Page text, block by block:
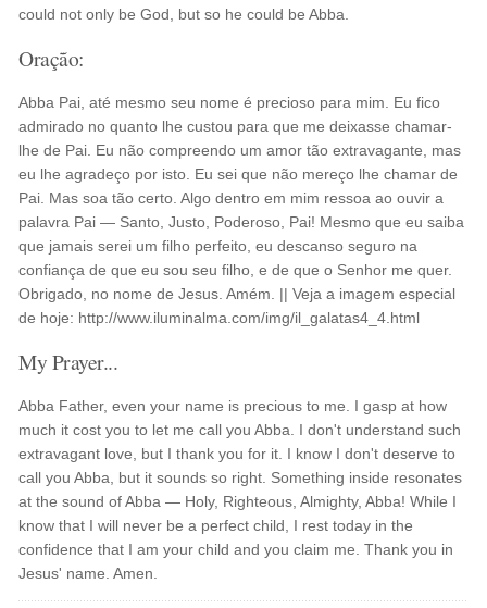
could not only be God, but so he could be Abba.
Oração:
Abba Pai, até mesmo seu nome é precioso para mim. Eu fico
admirado no quanto lhe custou para que me deixasse chamar-
lhe de Pai. Eu não compreendo um amor tão extravagante, mas
eu lhe agradeço por isto. Eu sei que não mereço lhe chamar de
Pai. Mas soa tão certo. Algo dentro em mim ressoa ao ouvir a
palavra Pai — Santo, Justo, Poderoso, Pai! Mesmo que eu saiba
que jamais serei um filho perfeito, eu descanso seguro na
confiança de que eu sou seu filho, e de que o Senhor me quer.
Obrigado, no nome de Jesus. Amém. || Veja a imagem especial
de hoje: http://www.iluminalma.com/img/il_galatas4_4.html
My Prayer...
Abba Father, even your name is precious to me. I gasp at how
much it cost you to let me call you Abba. I don't understand such
extravagant love, but I thank you for it. I know I don't deserve to
call you Abba, but it sounds so right. Something inside resonates
at the sound of Abba — Holy, Righteous, Almighty, Abba! While I
know that I will never be a perfect child, I rest today in the
confidence that I am your child and you claim me. Thank you in
Jesus' name. Amen.